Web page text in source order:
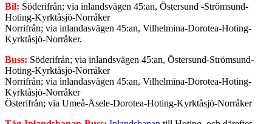
Bil: Söderifrån; via inlandsvägen 45:an, Östersund -Strömsund-
Hoting-Kyrktåsjö-Norråker
Norrifrån; via inlandasvägen 45:an, Vilhelmina-Dorotea-Hoting-
Kyrktåsjö-Norråker.
Buss: Söderifrån; via inlandsvägen 45:an, Östersund-Strömsund-
Hoting-Kyrktåsjö-Norråker
Norrifrån; via inlandasvägen 45:an, Vilhelmina-Dorotea-Hoting-
Kyrktåsjö-Norråker
Österifrån; via Umeå-Åsele-Dorotea-Hoting-Kyrktåsjö-Norråker